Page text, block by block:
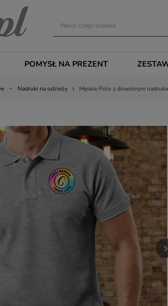
POMYSŁ NA PREZENT
Nadruki na odzieży Męskie Polo z dowolnym